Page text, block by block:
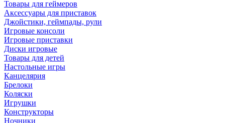
Товары для геймеров
Аксессуары для приставок
Джойстики, геймпады, рули
Игровые консоли
Игровые приставки
Диски игровые
Товары для детей
Настольные игры
Канцелярия
Брелоки
Коляски
Игрушки
Конструкторы
Ночники